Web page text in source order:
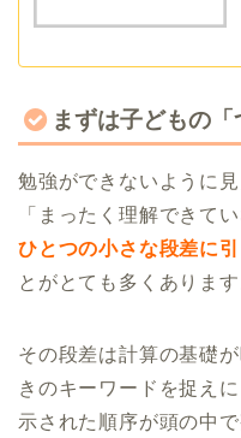
まずは子どもの
勉強ができないように
「まったく理解できて
ひとつの小さな段差に
とがとても多くあります
その段差は計算の基礎
きのキーワードを捉え
示された順序が頭の中